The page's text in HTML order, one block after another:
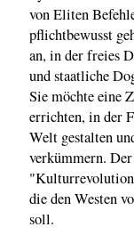
von Eliten
pflichtbewusst
an, in der freies
und staatliche
Sie möchte eine
errichten, in der
Welt gestalten
verkümmern.
die den Westen
soll.